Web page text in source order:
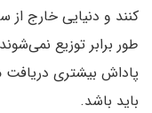
کنند و دنیایی خارج از
طور برابر توزیع
پاداش بیشتری دریافت
باید باشد.